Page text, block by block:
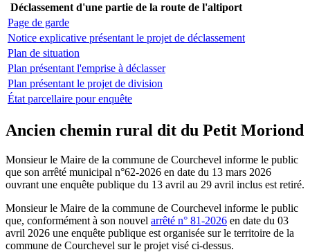
Déclassement d'une partie de la route de l'altiport
Page de garde
Notice explicative présentant le projet de déclassement
Plan de situation
Plan présentant l'emprise à déclasser
Plan présentant le projet de division
État parcellaire pour enquête
Ancien chemin rural dit du Petit Moriond
Monsieur le Maire de la commune de Courchevel informe le public
que son arrêté municipal n°62-2026 en date du 13 mars 2026
ouvrant une enquête publique du 13 avril au 29 avril inclus est retiré.
Monsieur le Maire de la commune de Courchevel informe le public
que, conformément à son nouvel arrêté n° 81-2026 en date du 03
avril 2026 une enquête publique est organisée sur le territoire de la
commune de Courchevel sur le projet visé ci-dessus.